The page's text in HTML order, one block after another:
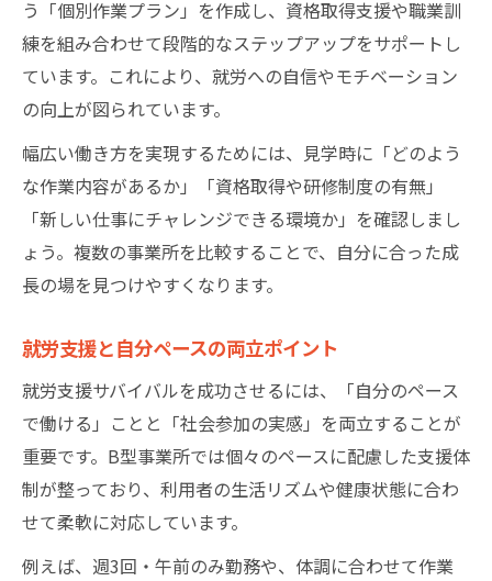
う「個別作業プラン」を作成し、資格取得支援や職業訓
練を組み合わせて段階的なステップアップをサポートし
ています。これにより、就労への自信やモチベーション
の向上が図られています。
幅広い働き方を実現するためには、見学時に「どのよう
な作業内容があるか」「資格取得や研修制度の有無」
「新しい仕事にチャレンジできる環境か」を確認しまし
ょう。複数の事業所を比較することで、自分に合った成
長の場を見つけやすくなります。
就労支援と自分ペースの両立ポイント
就労支援サバイバルを成功させるには、「自分のペース
で働ける」ことと「社会参加の実感」を両立することが
重要です。B型事業所では個々のペースに配慮した支援体
制が整っており、利用者の生活リズムや健康状態に合わ
せて柔軟に対応しています。
例えば、週3回・午前のみ勤務や、体調に合わせて作業